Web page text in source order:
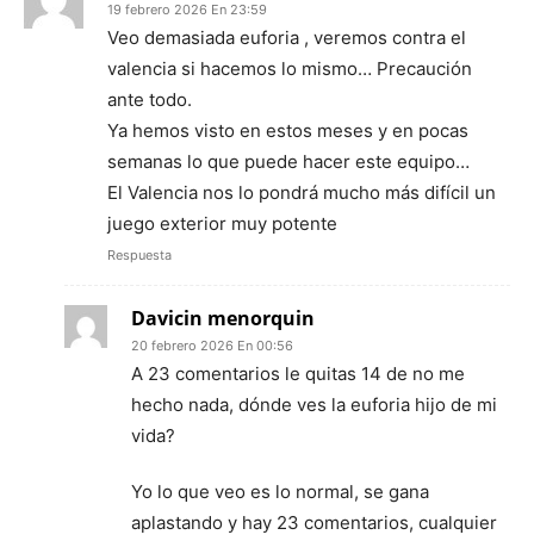
19 febrero 2026 En 23:59
Veo demasiada euforia , veremos contra el
valencia si hacemos lo mismo… Precaución
ante todo.
Ya hemos visto en estos meses y en pocas
semanas lo que puede hacer este equipo…
El Valencia nos lo pondrá mucho más difícil un
juego exterior muy potente
Respuesta
Davicin menorquin
20 febrero 2026 En 00:56
A 23 comentarios le quitas 14 de no me
hecho nada, dónde ves la euforia hijo de mi
vida?
Yo lo que veo es lo normal, se gana
aplastando y hay 23 comentarios, cualquier